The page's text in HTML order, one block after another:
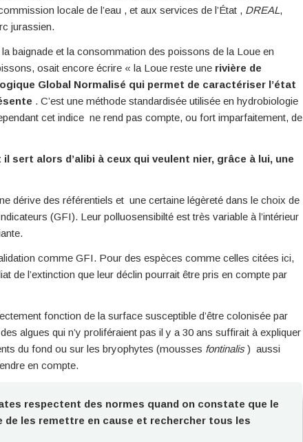
locale de l’eau , et aux services de l’État , DREAL,
jurassien.
baignade et la consommation des poissons de la Loue en
osait encore écrire « la Loue reste une rivière de
Global Normalisé qui permet de caractériser l’état
. C’est une méthode standardisée utilisée en hydrobiologie
cet indice ne rend pas compte, ou fort imparfaitement, de
sert alors d’alibi à ceux qui veulent nier, grâce à lui, une
dérive des référentiels et une certaine légèreté dans le choix de
(GFI). Leur polluosensibilté est très variable à l’intérieur
comme GFI. Pour des espèces comme celles citées ici,
de l’extinction que leur déclin pourrait être pris en compte par
fonction de la surface susceptible d’être colonisée par
algues qui n’y proliféraient pas il y a 30 ans suffirait à expliquer
du fond ou sur les bryophytes (mousses fontinalis) aussi
en compte.
respectent des normes quand on constate que le
les remettre en cause et rechercher tous les